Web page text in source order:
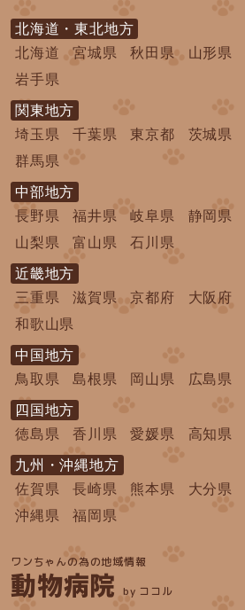
北海道・東北地方
北海道
宮城県 秋田県 山形県
岩手県
関東地方
埼玉県
千葉県 東京都 茨城県
群馬県
中部地方
長野県
福井県 岐阜県 静岡県
山梨県
富山県 石川県
近畿地方
三重県
滋賀県 京都府 大阪府
和歌山県
中国地方
鳥取県
島根県 岡山県 広島県
四国地方
徳島県
香川県 愛媛県 高知県
九州・沖縄地方
佐賀県
長崎県 熊本県 大分県
沖縄県
福岡県
ワンちゃんの為の地域情報
動物病院 by ココル